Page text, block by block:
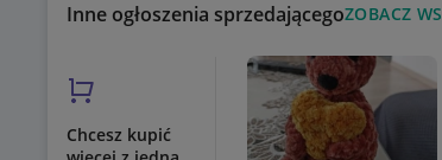
Inne ogłoszenia sprzedającegoZOBACZ
Chcesz kupić